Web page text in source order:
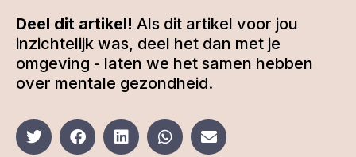
Deel dit artikel! Als dit artikel voor jou
inzichtelijk was, deel het dan met je
omgeving - laten we het samen hebben
over mentale gezondheid.